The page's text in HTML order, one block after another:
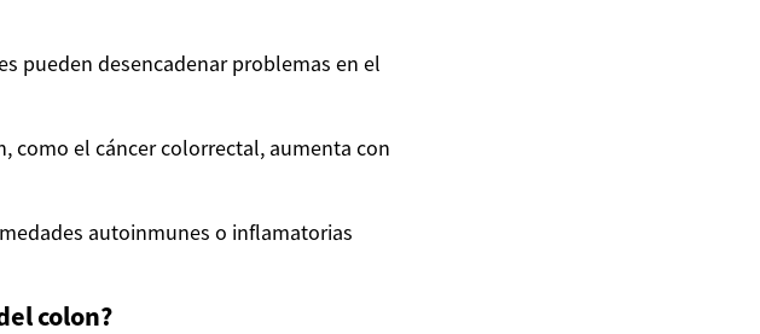
pueden desencadenar problemas en el
como el cáncer colorrectal, aumenta con
autoinmunes o inflamatorias
colon?